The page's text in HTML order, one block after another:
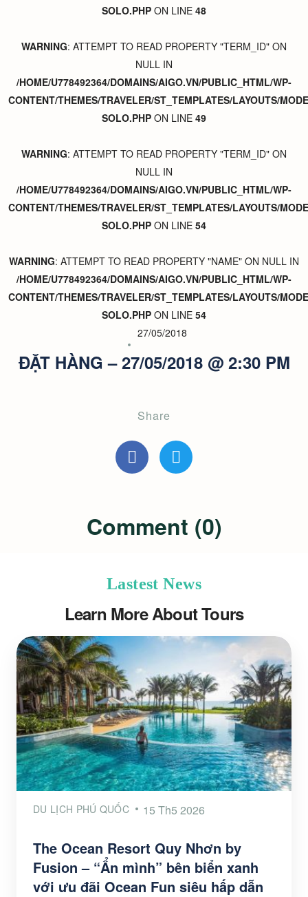
SOLO.PHP ON LINE 48
WARNING: ATTEMPT TO READ PROPERTY "TERM_ID" ON
NULL IN
/HOME/U778492364/DOMAINS/AIGO.VN/PUBLIC_HTML/WP-
CONTENT/THEMES/TRAVELER/ST_TEMPLATES/LAYOUTS/
SOLO.PHP ON LINE 49
WARNING: ATTEMPT TO READ PROPERTY "TERM_ID" ON
NULL IN
/HOME/U778492364/DOMAINS/AIGO.VN/PUBLIC_HTML/WP-
CONTENT/THEMES/TRAVELER/ST_TEMPLATES/LAYOUTS/
SOLO.PHP ON LINE 54
WARNING: ATTEMPT TO READ PROPERTY "NAME" ON NULL IN
/HOME/U778492364/DOMAINS/AIGO.VN/PUBLIC_HTML/WP-
CONTENT/THEMES/TRAVELER/ST_TEMPLATES/LAYOUTS/
SOLO.PHP ON LINE 54
27/05/2018
ĐẶT HÀNG – 27/05/2018 @ 2:30 PM
Share
Comment (0)
Lastest News
Learn More About Tours
DU LỊCH PHÚ QUỐC 15 Th5 2026
The Ocean Resort Quy Nhơn by
Fusion – “Ẩn mình” bên biển xanh
với ưu đãi Ocean Fun siêu hấp dẫn